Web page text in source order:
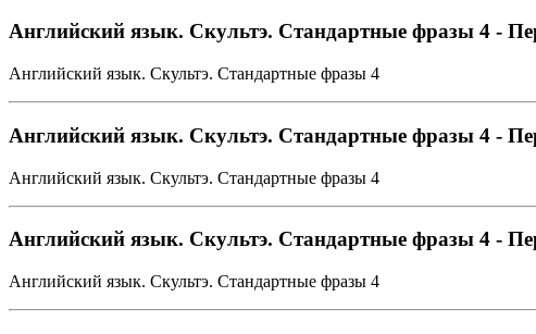
Английский язык. Скультэ. Стандартные фразы 4 -
Английский язык. Скультэ. Стандартные фразы 4
Английский язык. Скультэ. Стандартные фразы 4 -
Английский язык. Скультэ. Стандартные фразы 4
Английский язык. Скультэ. Стандартные фразы 4 -
Английский язык. Скультэ. Стандартные фразы 4